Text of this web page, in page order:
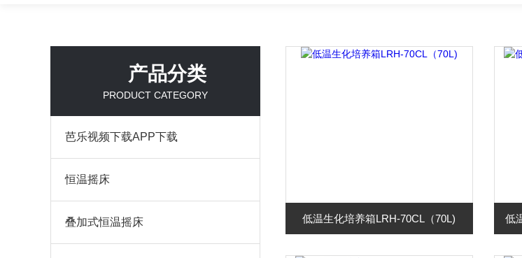
产品分类
PRODUCT CATEGORY
芭乐视频下载APP下载
恒温摇床
叠加式恒温摇床 低温生化培养箱LRH-70CL（70L) 低